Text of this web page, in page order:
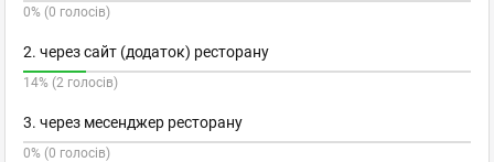
0% (0 голосів)
2. через сайт (додаток) ресторану
14% (2 голосів)
3. через месенджер ресторану
0% (0 голосів)